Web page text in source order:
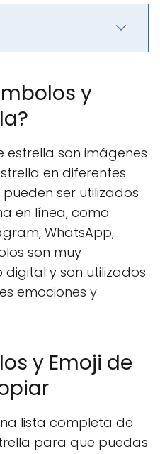
y
estrella son imágenes
en diferentes
ser utilizados
en línea, como
WhatsApp,
son muy
y son utilizados
emociones y
y Emoji de
lista completa de
para que puedas